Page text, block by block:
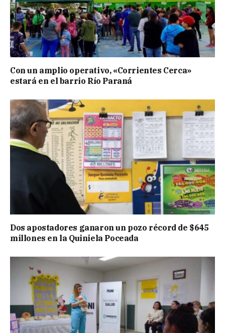
Con un amplio operativo, «Corrientes Cerca»
estará en el barrio Río Paraná
Dos apostadores ganaron un pozo récord de $645
millones en la Quiniela Poceada